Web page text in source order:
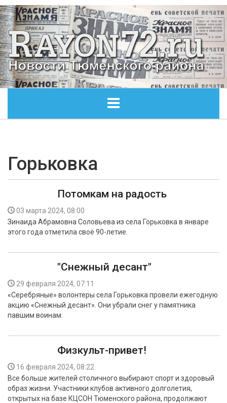
ОБЩЕСТВО
ЭКОНОМИКА
КУЛЬТУРА
БЕЗОПАСНОСТЬ
АРХИВ PDF
Горьковка
Потомкам на радость
03 марта 2024, 08:00
Зинаида Абрамовна Соловьева из села Горьковка в январе
этого года отметила своё 90-летие.
"Снежный десант"
29 февраля 2024, 07:11
«Серебряные» волонтеры села Горьковка провели ежегодную
акцию «Снежный десант». Они убрали снег у памятника
павшим воинам.
Физкульт-привет!
16 февраля 2024, 08:22
Все больше жителей столичного выбирают спорт и здоровый
образ жизни. Участники клубов активного долголетия,
открытых на базе КЦСОН Тюменского района, продолжают